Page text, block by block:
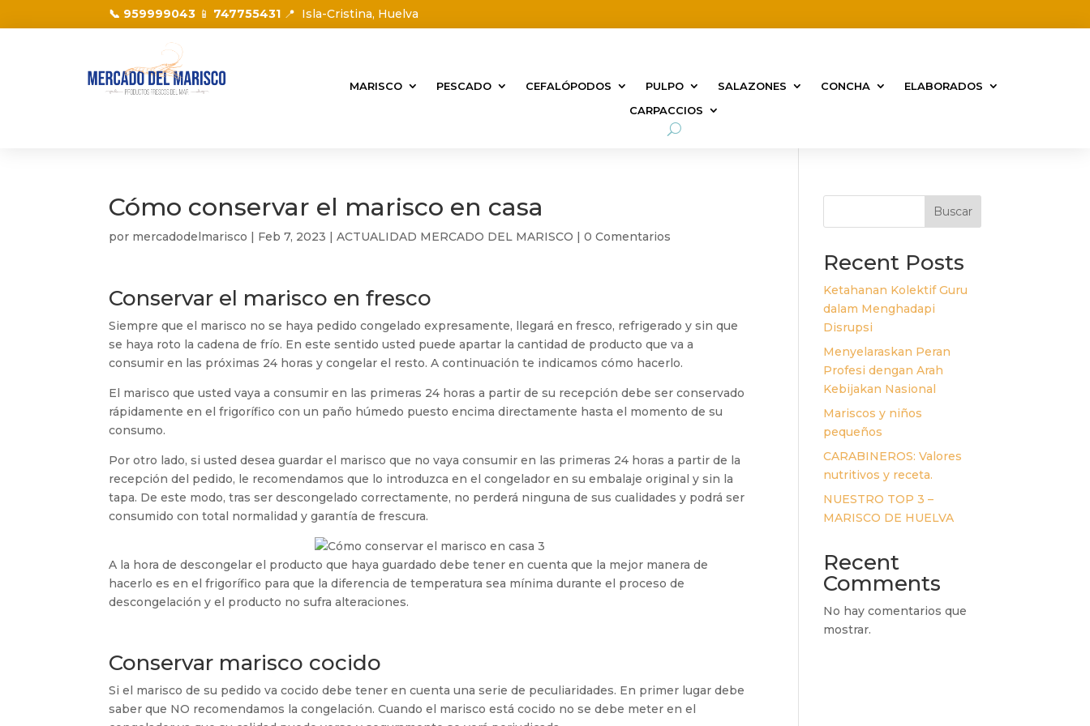
📞 959999043 📱 747755431 📍 Isla-Cristina, Huelva
MARISCO PESCADO CEFALÓPODOS PULPO SALAZONES CONCHA
ELABORADOS
CARPACCIOS
Cómo conservar el marisco en casa
por mercadodelmarisco | Feb 7, 2023 |ACTUALIDAD MERCADO DEL MARISCO |0 Comentarios
Conservar el marisco en fresco
Siempre que el marisco no se haya pedido congelado expresamente, llegará en fresco, refrigerado y sin que
se haya roto la cadena de frío. En este sentido usted puede apartar la cantidad de producto que va a
consumir en las próximas 24 horas y congelar el resto. A continuación te indicamos cómo hacerlo.
El marisco que usted vaya a consumir en las primeras 24 horas a partir de su recepción debe ser conservado
rápidamente en el frigorífico con un paño húmedo puesto encima directamente hasta el momento de su
consumo.
Por otro lado, si usted desea guardar el marisco que no vaya consumir en las primeras 24 horas a partir de la
recepción del pedido, le recomendamos que lo introduzca en el congelador en su embalaje original y sin la
tapa. De este modo, tras ser descongelado correctamente, no perderá ninguna de sus cualidades y podrá ser
consumido con total normalidad y garantía de frescura.
A la hora de descongelar el producto que haya guardado debe tener en cuenta que la mejor manera de
hacerlo es en el frigorífico para que la diferencia de temperatura sea mínima durante el proceso de
descongelación y el producto no sufra alteraciones.
Conservar marisco cocido
Si el marisco de su pedido va cocido debe tener en cuenta una serie de peculiaridades. En primer lugar debe
saber que NO recomendamos la congelación. Cuando el marisco está cocido no se debe meter en el
Buscar
Recent Posts
Ketahanan Kolektif Guru
dalam Menghadapi
Disrupsi
Menyelaraskan Peran
Profesi dengan Arah
Kebijakan Nasional
Mariscos y niños
pequeños
CARABINEROS: Valores
nutritivos y receta.
NUESTRO TOP 3 –
MARISCO DE HUELVA
Recent
Comments
No hay comentarios que
mostrar.